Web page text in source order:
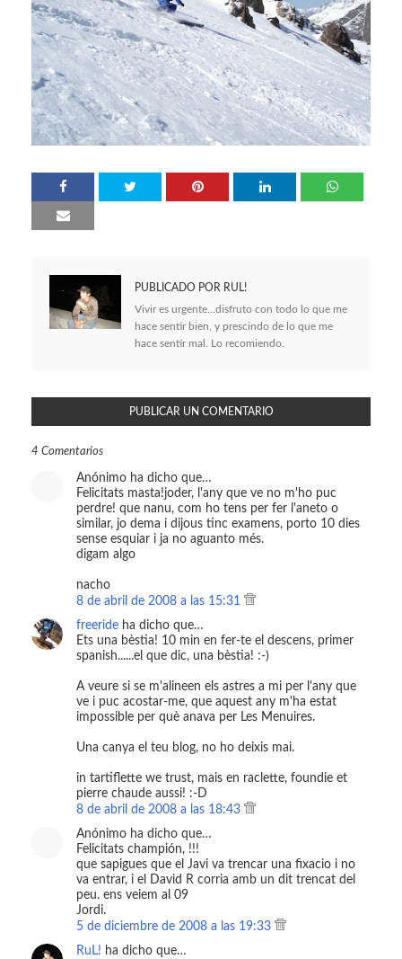
PUBLICADO POR RUL!
Vivir es urgente...disfruto con todo lo que me
hace sentir bien, y prescindo de lo que me
hace sentir mal. Lo recomiendo.
PUBLICAR UN COMENTARIO
4 Comentarios
Anónimo ha dicho que…
Felicitats masta!joder, l'any que ve no m'ho puc
perdre! que nanu, com ho tens per fer l'aneto o
similar, jo dema i dijous tinc examens, porto 10 dies
sense esquiar i ja no aguanto més.
digam algo
nacho
8 de abril de 2008 a las 15:31
freeride ha dicho que…
Ets una bèstia! 10 min en fer-te el descens, primer
spanish......el que dic, una bèstia! :-)
A veure si se m'alineen els astres a mi per l'any que
ve i puc acostar-me, que aquest any m'ha estat
impossible per què anava per Les Menuires.
Una canya el teu blog, no ho deixis mai.
in tartiflette we trust, mais en raclette, foundie et
pierre chaude aussi! :-D
8 de abril de 2008 a las 18:43
Anónimo ha dicho que…
Felicitats champión, !!!
que sapigues que el Javi va trencar una fixacio i no
va entrar, i el David R corria amb un dit trencat del
peu. ens veiem al 09
Jordi.
5 de diciembre de 2008 a las 19:33
RuL! ha dicho que…